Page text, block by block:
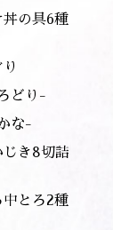
の具6種
どり-
な-
き8切詰
とろ2種